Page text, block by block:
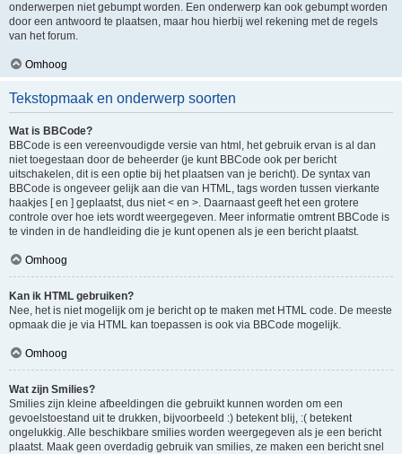
onderwerpen niet gebumpt worden. Een onderwerp kan ook gebumpt worden
door een antwoord te plaatsen, maar hou hierbij wel rekening met de regels
van het forum.
Omhoog
Tekstopmaak en onderwerp soorten
Wat is BBCode?
BBCode is een vereenvoudigde versie van html, het gebruik ervan is al dan
niet toegestaan door de beheerder (je kunt BBCode ook per bericht
uitschakelen, dit is een optie bij het plaatsen van je bericht). De syntax van
BBCode is ongeveer gelijk aan die van HTML, tags worden tussen vierkante
haakjes [ en ] geplaatst, dus niet < en >. Daarnaast geeft het een grotere
controle over hoe iets wordt weergegeven. Meer informatie omtrent BBCode is
te vinden in de handleiding die je kunt openen als je een bericht plaatst.
Omhoog
Kan ik HTML gebruiken?
Nee, het is niet mogelijk om je bericht op te maken met HTML code. De meeste
opmaak die je via HTML kan toepassen is ook via BBCode mogelijk.
Omhoog
Wat zijn Smilies?
Smilies zijn kleine afbeeldingen die gebruikt kunnen worden om een
gevoelstoestand uit te drukken, bijvoorbeeld :) betekent blij, :( betekent
ongelukkig. Alle beschikbare smilies worden weergegeven als je een bericht
plaatst. Maak geen overdadig gebruik van smilies, ze maken een bericht snel